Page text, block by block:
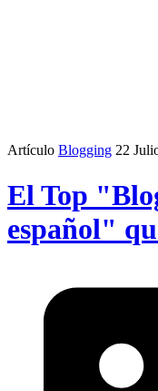
Artículo Blogging 22
El Top
español"